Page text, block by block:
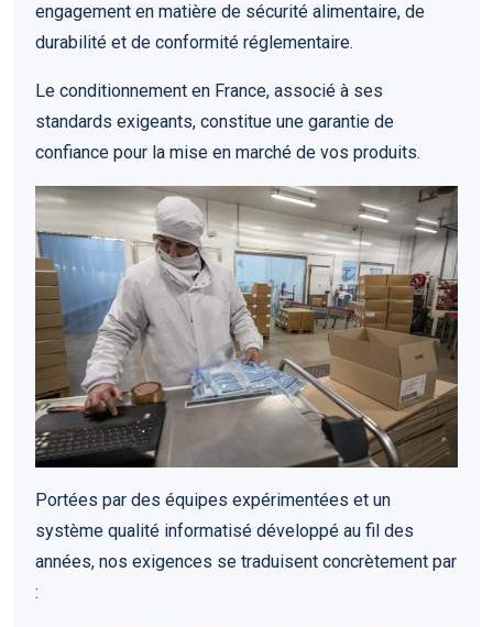
engagement en matière de sécurité alimentaire, de
durabilité et de conformité réglementaire.
Le conditionnement en France, associé à ses
standards exigeants, constitue une garantie de
confiance pour la mise en marché de vos produits.
Portées par des équipes expérimentées et un
système qualité informatisé développé au fil des
années, nos exigences se traduisent concrètement par
: